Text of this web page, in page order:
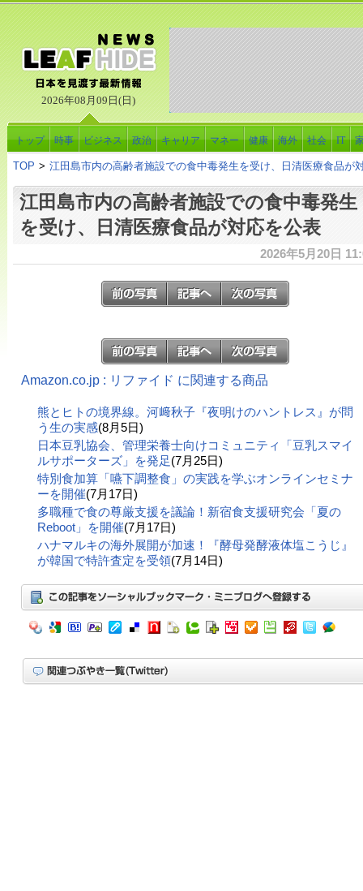
2026年08月09日(日)
トップ 時事 ビジネス 政治 キャリア マネー 健康 海外 社会 IT
TOP > 江田島市内の高齢者施設での食中毒発生を受け、日清医療食品が
江田島市内の高齢者施設での食中毒発生
を受け、日清医療食品が対応を公表
2026年5月20日
Amazon.co.jp : リファイド に関連する商品
熊とヒトの境界線。河﨑秋子『夜明けのハントレス』が問
う生の実感(8月5日)
日本豆乳協会、管理栄養士向けコミュニティ「豆乳スマイ
ルサポーターズ」を発足(7月25日)
特別食加算「嚥下調整食」の実践を学ぶオンラインセミナ
ーを開催(7月17日)
多職種で食の尊厳支援を議論！新宿食支援研究会「夏の
Reboot」を開催(7月17日)
ハナマルキの海外展開が加速！『酵母発酵液体塩こうじ』
が韓国で特許査定を受領(7月14日)